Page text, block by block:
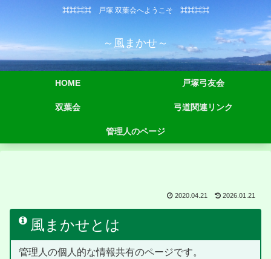
⌘⌘⌘⌘ 戸塚 双葉会へようこそ ⌘⌘⌘⌘
～風まかせ～
HOME 戸塚弓友会
双葉会 弓道関連リンク
管理人のページ
2020.04.21 2026.01.21
風まかせとは
管理人の個人的な情報共有のページです。